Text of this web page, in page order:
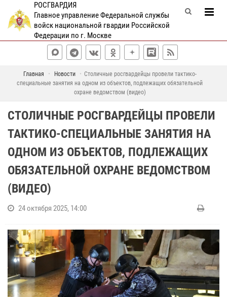
РОСГВАРДИЯ
Главное управление Федеральной службы
войск национальной гвардии Российской
Федерации по г. Москве
Главная Новости
Столичные росгвардейцы провели тактико-
специальные занятия на одном из объектов, подлежащих обязательной
охране ведомством (видео)
СТОЛИЧНЫЕ РОСГВАРДЕЙЦЫ ПРОВЕЛИ
ТАКТИКО-СПЕЦИАЛЬНЫЕ ЗАНЯТИЯ НА
ОДНОМ ИЗ ОБЪЕКТОВ, ПОДЛЕЖАЩИХ
ОБЯЗАТЕЛЬНОЙ ОХРАНЕ ВЕДОМСТВОМ
(ВИДЕО)
24 октября 2025, 14:00